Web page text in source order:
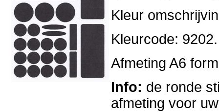
Kleur
Kleurcode: 9202.
Afmeting A6
Info: de ronde
afmeting voor